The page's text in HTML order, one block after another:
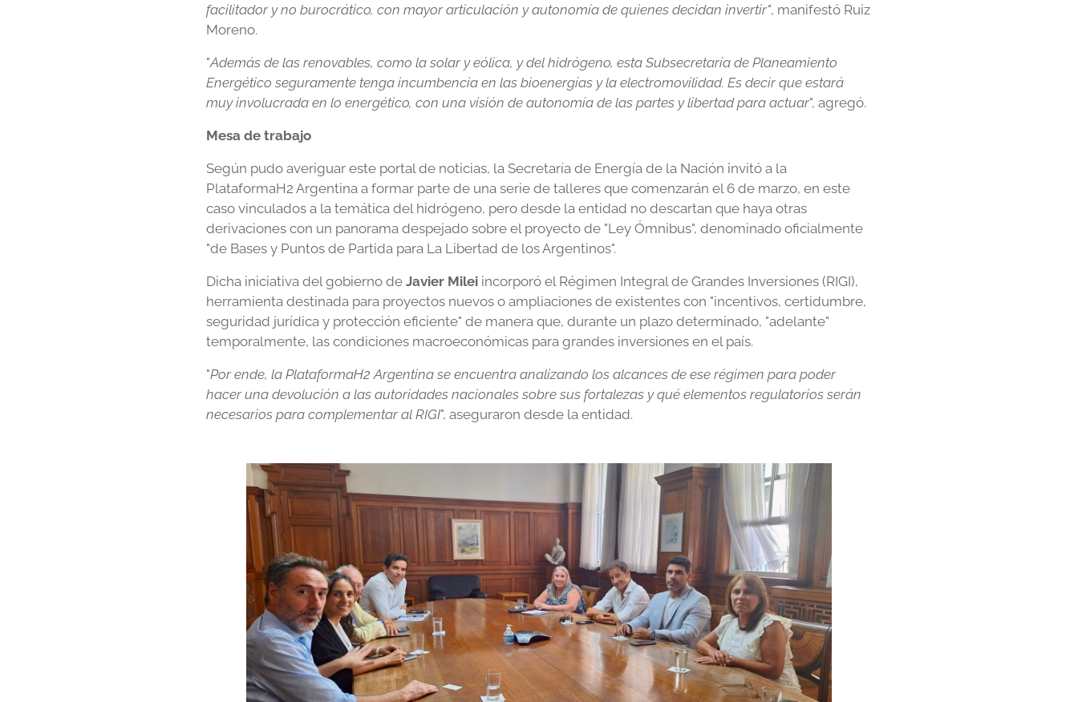
facilitador y no burocrático, con mayor articulación y autonomía de quienes decidan invertir", manifestó Ruiz
Moreno.
"Además de las renovables, como la solar y eólica, y del hidrógeno, esta Subsecretaría de Planeamiento
Energético seguramente tenga incumbencia en las bioenergías y la electromovilidad. Es decir que estará
muy involucrada en lo energético, con una visión de autonomía de las partes y libertad para actuar", agregó.
Mesa de trabajo
Según pudo averiguar este portal de noticias, la Secretaría de Energía de la Nación invitó a la
PlataformaH2 Argentina a formar parte de una serie de talleres que comenzarán el 6 de marzo, en este
caso vinculados a la temática del hidrógeno, pero desde la entidad no descartan que haya otras
derivaciones con un panorama despejado sobre el proyecto de "Ley Ómnibus", denominado oficialmente
"de Bases y Puntos de Partida para La Libertad de los Argentinos".
Dicha iniciativa del gobierno de Javier Milei incorporó el Régimen Integral de Grandes Inversiones (RIGI),
herramienta destinada para proyectos nuevos o ampliaciones de existentes con "incentivos, certidumbre,
seguridad jurídica y protección eficiente" de manera que, durante un plazo determinado, "adelante"
temporalmente, las condiciones macroeconómicas para grandes inversiones en el país.
"Por ende, la PlataformaH2 Argentina se encuentra analizando los alcances de ese régimen para poder
hacer una devolución a las autoridades nacionales sobre sus fortalezas y qué elementos regulatorios serán
necesarios para complementar al RIGI", aseguraron desde la entidad.